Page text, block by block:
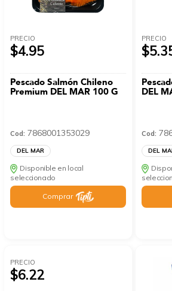
PRECIO
$4.95
Pescado Salmón Chileno
Premium DEL MAR 100 G
Cod: 7868001353029
DEL MAR
Disponible en local
seleccionado
Comprar
PRECIO
DEL
Cod:
DEL
PRECIO
$6.22